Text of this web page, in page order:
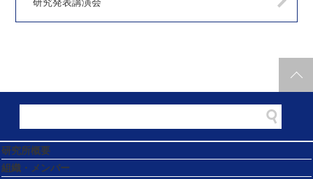
研究所概要
組織・メンバー